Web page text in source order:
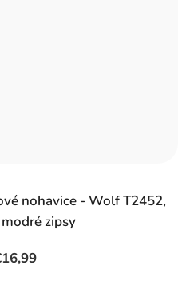
nohavice - Wolf T2452,
zipsy